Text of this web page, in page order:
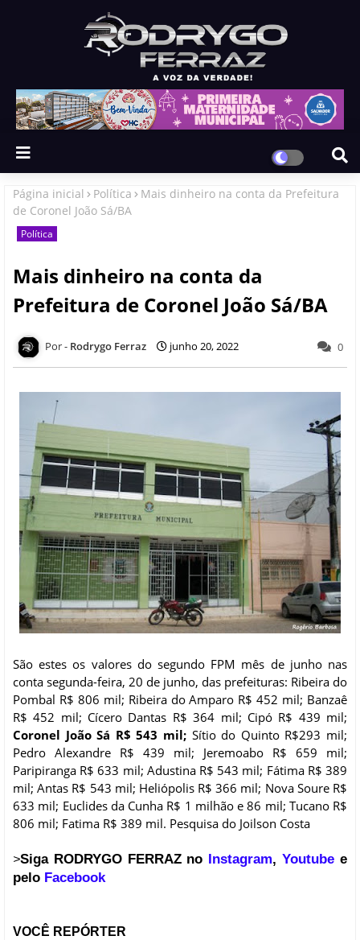
Página inicial Política
Mais dinheiro na conta da Prefeitura
de Coronel João Sá/BA
Política
Mais dinheiro na conta da
Prefeitura de Coronel João Sá/BA
Rodrygo Ferraz junho 20, 2022 0
São estes os valores do segundo FPM mês de junho nas
conta segunda-feira, 20 de junho, das prefeituras: Ribeira do
Pombal R$ 806 mil; Ribeira do Amparo R$ 452 mil; Banzaê
R$ 452 mil; Cícero Dantas R$ 364 mil; Cipó R$ 439 mil;
Coronel João Sá R$ 543 mil; Sítio do Quinto R$293 mil;
Pedro Alexandre R$ 439 mil; Jeremoabo R$ 659 mil;
Paripiranga R$ 633 mil; Adustina R$ 543 mil; Fátima R$ 389
mil; Antas R$ 543 mil; Heliópolis R$ 366 mil; Nova Soure R$
633 mil; Euclides da Cunha R$ 1 milhão e 86 mil; Tucano R$
806 mil; Fatima R$ 389 mil. Pesquisa do Joilson Costa
>Siga RODRYGO FERRAZ no Instagram,Youtube e
pelo Facebook
VOCÊ REPÓRTER